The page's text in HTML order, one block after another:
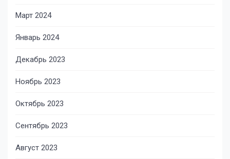
Март 2024
Январь 2024
Декабрь 2023
Ноябрь 2023
Октябрь 2023
Сентябрь 2023
Август 2023